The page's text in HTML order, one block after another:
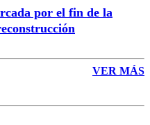
por el fin de la
VER MÁS